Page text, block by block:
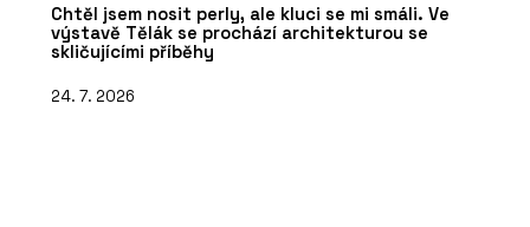
Chtěl jsem nosit perly, ale kluci se mi smáli. Ve
výstavě Tělák se prochází architekturou se
skličujícími příběhy
24. 7. 2026